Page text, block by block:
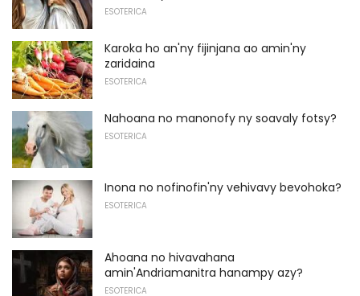
ESOTERICA
Karoka ho an'ny fijinjana ao amin'ny
zaridaina
ESOTERICA
Nahoana no manonofy ny soavaly fotsy?
ESOTERICA
Inona no nofinofin'ny vehivavy bevohoka?
ESOTERICA
Ahoana no hivavahana
amin'Andriamanitra hanampy azy?
ESOTERICA